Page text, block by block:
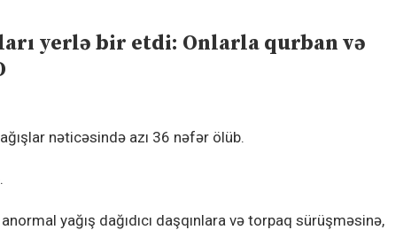
yerlə bir etdi: Onlarla qurban və
nəticəsində azı 36 nəfər ölüb.
yağış dağıdıcı daşqınlara və torpaq sürüşməsinə,